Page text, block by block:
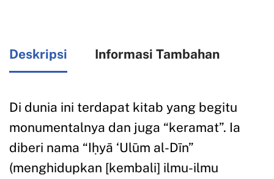
Deskripsi Informasi Tambahan
Di dunia ini terdapat kitab yang begitu
monumentalnya dan juga “keramat”. Ia
diberi nama “Iḥyā ‘Ulūm al-Dīn”
(menghidupkan [kembali] ilmu-ilmu